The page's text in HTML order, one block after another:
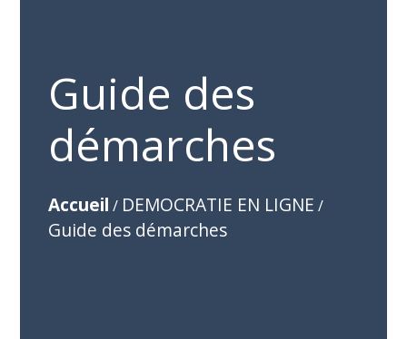
Guide des
démarches
Accueil / DEMOCRATIE EN LIGNE /
Guide des démarches